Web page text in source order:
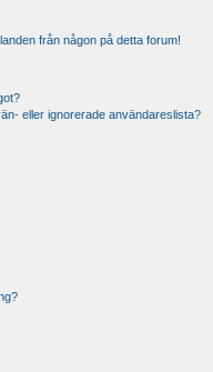
från någon på detta forum!
eller ignorerade användareslista?